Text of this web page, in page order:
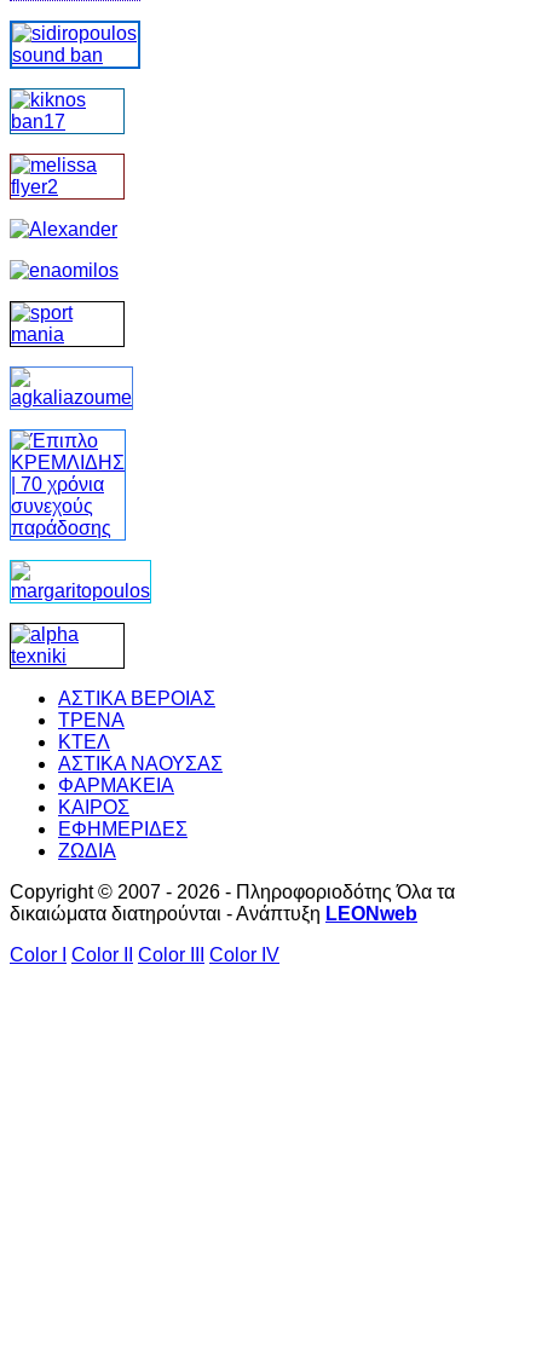
ΑΣΤΙΚΑ ΒΕΡΟΙΑΣ
ΤΡΕΝΑ
ΚΤΕΛ
ΑΣΤΙΚΑ ΝΑΟΥΣΑΣ
ΦΑΡΜΑΚΕΙΑ
ΚΑΙΡΟΣ
ΕΦΗΜΕΡΙΔΕΣ
ΖΩΔΙΑ
Copyright © 2007 - 2026 - Πληροφοριοδότης Όλα τα
δικαιώματα διατηρούνται - Ανάπτυξη LEONweb
Color I
Color II Color III Color IV